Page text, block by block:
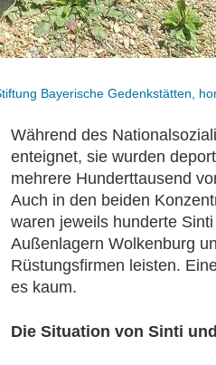
Bayerische Gedenkstätten,
Während des
enteignet, sie wurden
mehrere Hunderttausend
Auch in den beiden
waren jeweils hunderte
Außenlagern Wolkenburg
Rüstungsfirmen leisten.
es kaum.
Die Situation von Sinti